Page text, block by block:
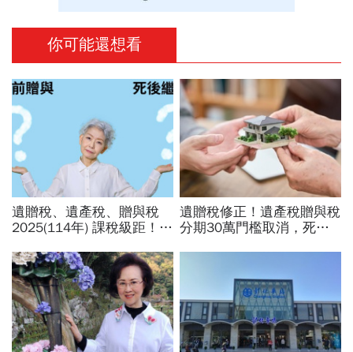
你可能還想看
遺贈稅、遺產稅、贈與稅
2025(114年) 課稅級距！繼
懂：公式怎麼算
遺贈稅修正！遺產稅贈與稅
分期30萬門檻取消，死亡